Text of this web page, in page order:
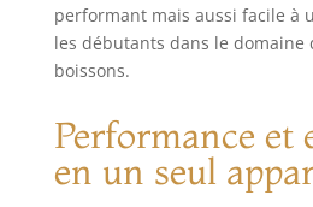
performant mais aussi facile à
les débutants dans le
boissons.
Performance et
en un seul